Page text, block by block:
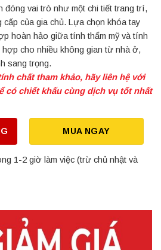
đóng vai trò như một chi tiết trang trí,
cấp của gia chủ. Lựa chọn khóa tay
hoàn hảo giữa tính thẩm mỹ và tính
cho nhiều không gian từ nhà ở,
sang trọng.
chất tham khảo, hãy liên hệ với
có chiết khấu cùng dịch vụ tốt nhất
MUA NGAY
1-2 giờ làm việc (trừ chủ nhật và